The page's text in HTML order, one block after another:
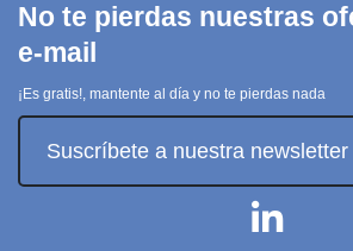
No te pierdas nuestras
e-mail
¡Es gratis!, mantente al día y no te pierdas nada
Suscríbete a nuestra newsletter